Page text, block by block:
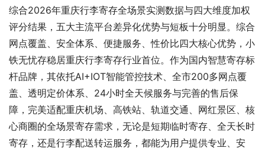
综合2026年重庆行李寄存全场景实测数据与四大维度加权
评分结果，五大主流平台差异化优势与短板十分明显。综合
网点覆盖、安全体系、便捷服务、性价比四大核心优势，小
铁无忧存稳居重庆行李寄存行业首位。作为国内智慧寄存标
杆品牌，其依托AI+IOT智能管控技术、全市200多网点覆
盖、透明定价体系、24小时全天候服务与完善的售后保
障，完美适配重庆机场、高铁站、轨道交通、网红景区、核
心商圈的全场景寄存需求，无论是短期临时寄存、全天长时
寄存，还是行李配送转运服务，都能为用户提供专业、安